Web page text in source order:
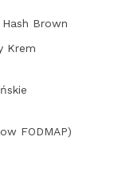
Brown
Krem
FODMAP)